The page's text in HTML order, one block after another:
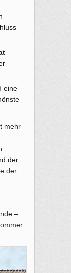
–
eine
mehr
der
der
–